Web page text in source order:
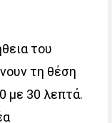
του
τη θέση
με 30 λεπτά.